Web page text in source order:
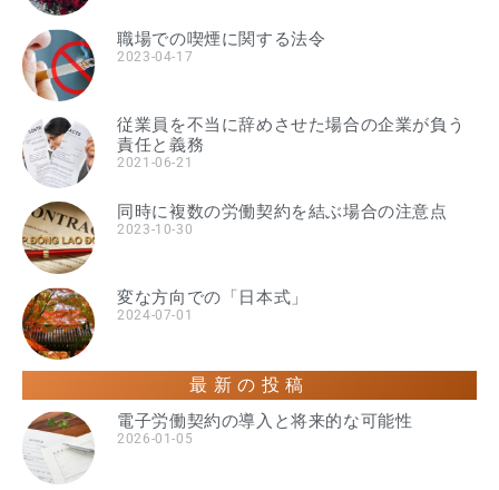
職場での喫煙に関する法令
2023-04-17
従業員を不当に辞めさせた場合の企業が負う
責任と義務
2021-06-21
同時に複数の労働契約を結ぶ場合の注意点
2023-10-30
変な方向での「日本式」
2024-07-01
最新の投稿
電子労働契約の導入と将来的な可能性
2026-01-05